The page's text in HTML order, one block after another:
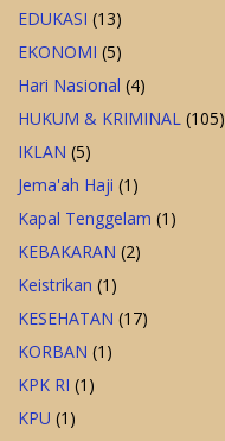
EDUKASI (13)
EKONOMI (5)
Hari Nasional (4)
HUKUM & KRIMINAL (105)
IKLAN (5)
Jema'ah Haji (1)
Kapal Tenggelam (1)
KEBAKARAN (2)
Keistrikan (1)
KESEHATAN (17)
KORBAN (1)
KPK RI (1)
KPU (1)